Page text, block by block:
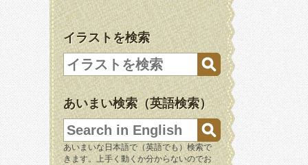
イラストを検索
あいまい検索（英語検索）
あいまいな日本語で（英語でも）検索で
きます。上手く動くか分からないのでお